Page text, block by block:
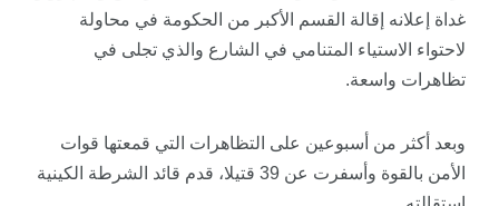
غداة إعلانه إقالة القسم الأكبر من الحكومة في محاولة
لاحتواء الاستياء المتنامي في الشارع والذي تجلى في
تظاهرات واسعة.
وبعد أكثر من أسبوعين على التظاهرات التي قمعتها قوات
الأمن بالقوة وأسفرت عن 39 قتيلا، قدم قائد الشرطة الكينية